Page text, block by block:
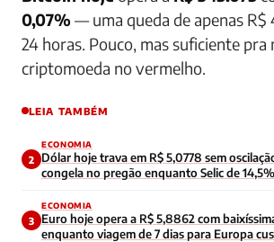
0,07% — uma queda de apenas R$
24 horas. Pouco, mas suficiente pra
criptomoeda no vermelho.
LEIA TAMBÉM
2
ECONOMIA
Dólar hoje trava em R$ 5,0778 sem
congela no pregão enquanto Selic de
3
ECONOMIA
Euro hoje opera a R$ 5,8862 com
enquanto viagem de 7 dias para Europa